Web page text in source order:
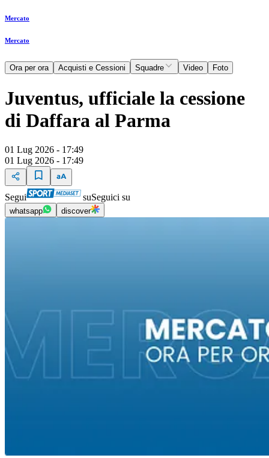
Mercato
Mercato
Ora per ora Acquisti e Cessioni Squadre Video Foto
Juventus, ufficiale la cessione
di Daffara al Parma
01 Lug 2026 - 17:49
01 Lug 2026 - 17:49
Segui suSeguici su
whatsapp discover